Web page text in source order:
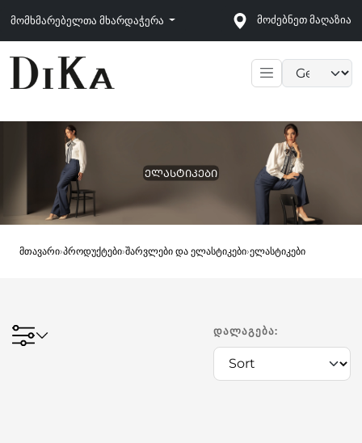
მომხმარებელთა მხარდაჭერა მოძებნეთ მაღაზია
ᲔᲚᲐᲡᲢᲘᲙᲔᲑᲘ
მთავარი›პროდუქტები›შარვლები და ელასტიკები›ელასტიკები
ᲓᲐᲚᲐᲒᲔᲑᲐ: